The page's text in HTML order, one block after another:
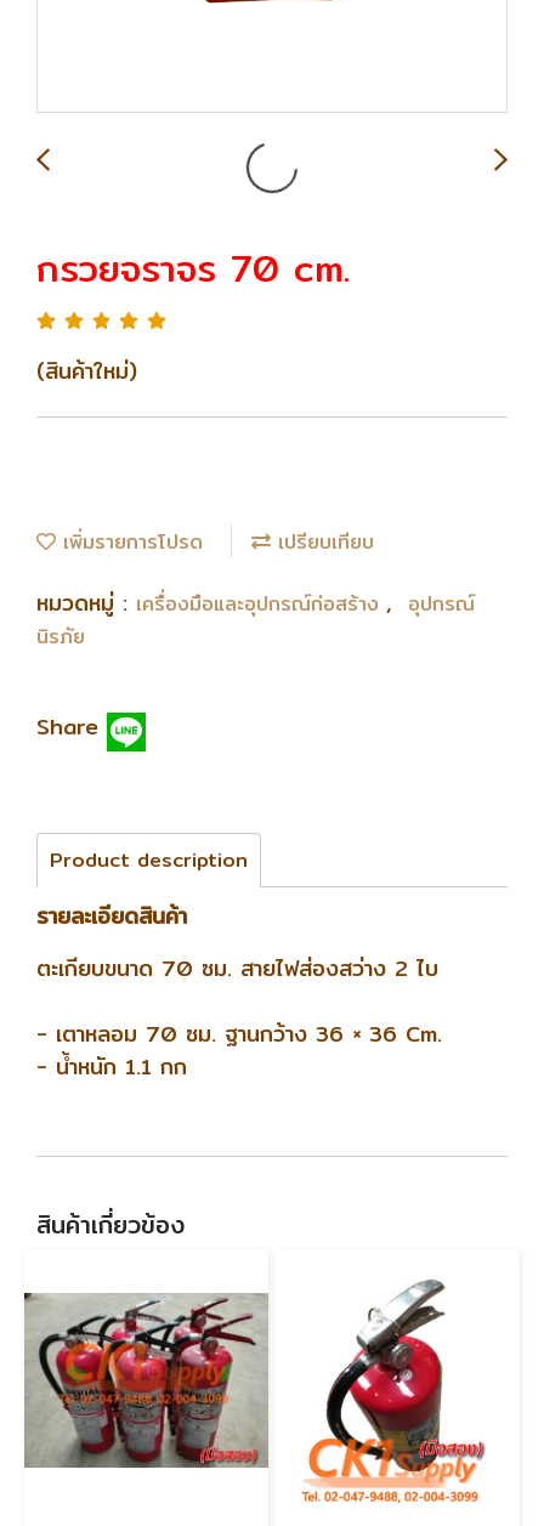
กรวยจราจร 70 cm.
(สินค้าใหม่)
เพิ่มรายการโปรด เปรียบเทียบ
หมวดหมู่ : เครื่องมือและอุปกรณ์ก่อสร้าง , อุปกรณ์
นิรภัย
Share
Product description
รายละเอียดสินค้า
ตะเกียบขนาด 70 ซม. สายไฟส่องสว่าง 2 ไบ
- เตาหลอม 70 ซม. ฐานกว้าง 36 × 36 Cm.
- น้ำหนัก 1.1 กก
สินค้าเกี่ยวข้อง